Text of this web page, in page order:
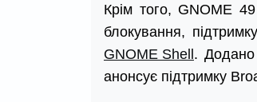
Крім того, GNOME
блокування,
GNOME Shell. Додано
анонсує підтримку